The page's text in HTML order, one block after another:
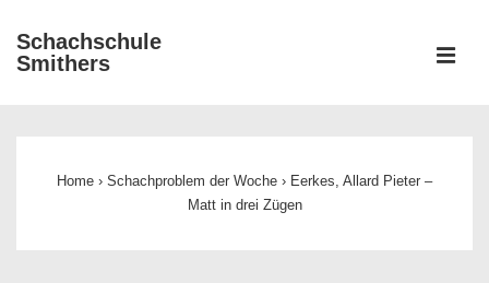
Zum
Inhalt
Schachschule
Smithers
Home › Schachproblem der Woche › Eerkes, Allard Pieter –
Matt in drei Zügen